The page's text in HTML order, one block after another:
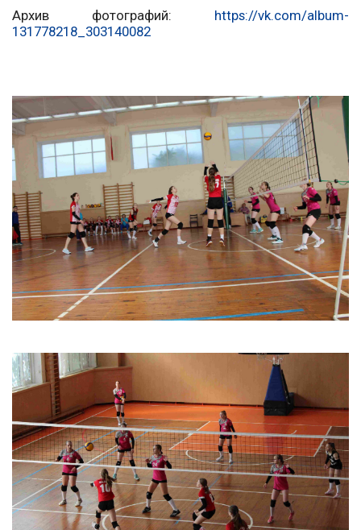
Архив фотографий: https://vk.com/album-
131778218_303140082